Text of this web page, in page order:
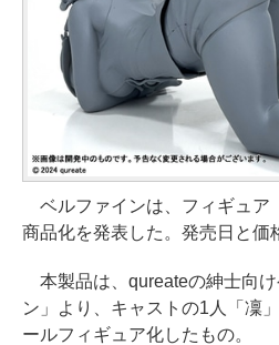
ベルファインは、フィギュア
商品化を発表した。発売日と価
本製品は、qureateの紳士向
ン」より、キャストの1人「凜
ールフィギュア化したもの。